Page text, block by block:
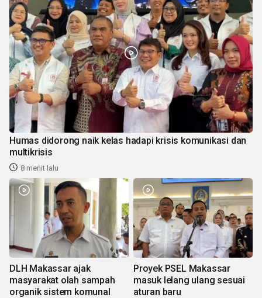
Humas didorong naik kelas hadapi krisis komunikasi dan
multikrisis
8 menit lalu
DLH Makassar ajak
masyarakat olah sampah
organik sistem komunal
Proyek PSEL Makassar
masuk lelang ulang sesuai
aturan baru